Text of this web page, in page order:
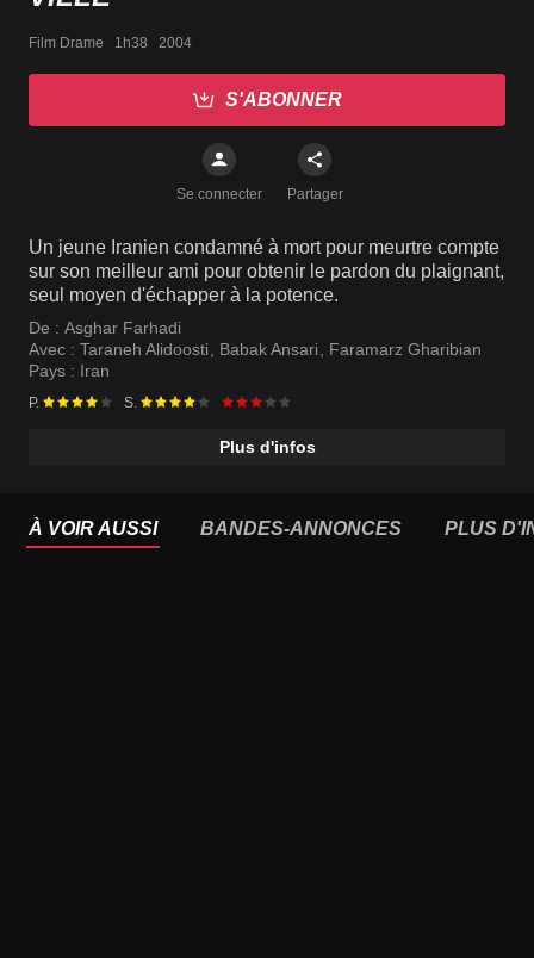
Film Drame   1h38   2004
S'ABONNER
Se connecter Partager
Un jeune Iranien condamné à mort pour meurtre compte
sur son meilleur ami pour obtenir le pardon du plaignant,
seul moyen d'échapper à la potence.
De : Asghar Farhadi
Avec : Taraneh Alidoosti Babak Ansari
Faramarz Gharibian
Pays : Iran
P. S.
Plus d'infos
À VOIR AUSSI BANDES-ANNONCES PLUS